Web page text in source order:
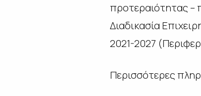
προτεραιότητας –
Διαδικασία
2021-2027
Περισσότερες